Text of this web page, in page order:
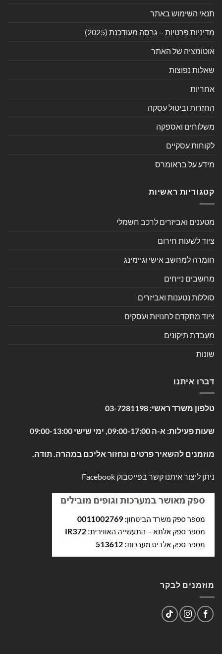
תנאי השימוש באתר
מדיניות פרטיות – גרסה מעודכנת (2025)
אוטומציה של האתר
שאלות נפוצות
אחריות
החזרות וביטול עסקה
משלוחים ואספקה
לקוחות עסקיים
מידע על בראומרס
קטגוריות ראשיות
מטענים ואביזרים לרכב חשמלי
ציוד לשעות חירום
חומרה למחשב אישי וגיימינג
מחשבים נייחים
סוללות נטענות ואביזרים
ציוד מתקדם לחנויות ועסקים
מעבדת תיקונים
שונות
דברו איתנו
טלפון משרד ראשי: 03-7281198
שעות פעילות: א-ה 09:00-17:00, ימי שישי 09:00-13:00
מוזמנים להשאיר פרטים ונחזור אליכם במהרה. תודה.
ניתן ליצור איתנו קשר בפייסבוק Facebook
מוזמנים לבקר